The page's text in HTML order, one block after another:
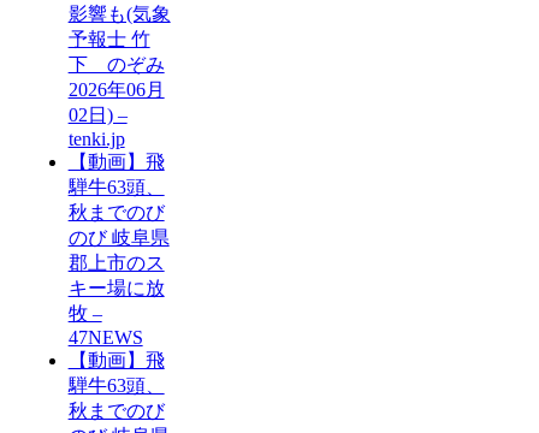
影響も(気象
予報士 竹
下 のぞみ
2026年06月
02日) –
tenki.jp
【動画】飛
騨牛63頭、
秋までのび
のび 岐阜県
郡上市のス
キー場に放
牧 –
47NEWS
【動画】飛
騨牛63頭、
秋までのび